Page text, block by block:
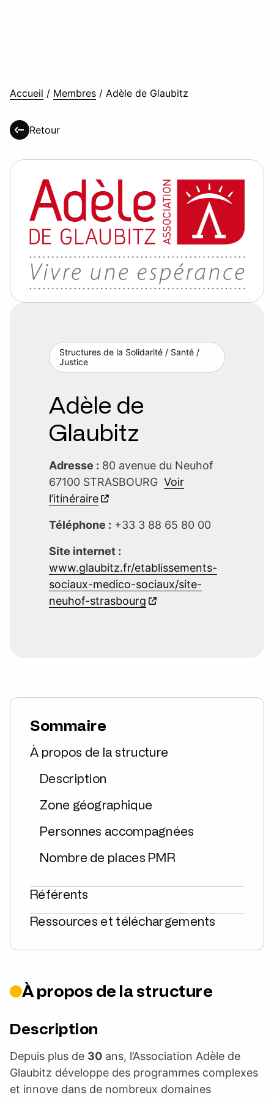
Accueil / Membres / Adèle de Glaubitz
Retour
Structures de la Solidarité / Santé /
Justice
Adèle de
Glaubitz
Adresse : 80 avenue du Neuhof
67100 STRASBOURG Voir
l’itinéraire
Téléphone : +33 3 88 65 80 00
Site internet :
www.glaubitz.fr/etablissements-
sociaux-medico-sociaux/site-
neuhof-strasbourg
Sommaire
À propos de la structure
Description
Zone géographique
Personnes accompagnées
Nombre de places PMR
Référents
Ressources et téléchargements
À propos de la structure
Description
Depuis plus de 30 ans, l’Association Adèle de
Glaubitz développe des programmes complexes
et innove dans de nombreux domaines